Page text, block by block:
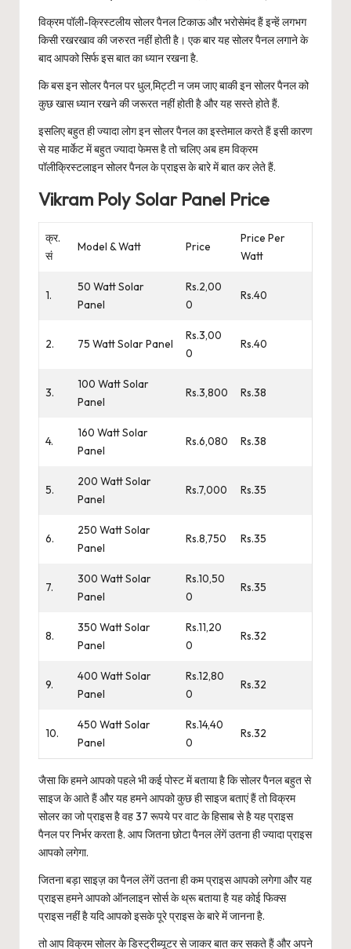
विक्रम पॉली-क्रिस्टलीय सोलर पैनल टिकाऊ और भरोसेमंद हैं इन्हें लगभग
किसी रखरखाव की जरुरत नहीं होती है। एक बार यह सोलर पैनल लगाने के
बाद आपको सिर्फ इस बात का ध्यान रखना है.
कि बस इन सोलर पैनल पर धुल,मिट्टी न जम जाए बाकी इन सोलर पैनल को
कुछ खास ध्यान रखने की जरूरत नहीं होती है और यह सस्ते होते हैं.
इसलिए बहुत ही ज्यादा लोग इन सोलर पैनल का इस्तेमाल करते हैं इसी कारण
से यह मार्केट में बहुत ज्यादा फेमस है तो चलिए अब हम विक्रम
पॉलीक्रिस्टलाइन सोलर पैनल के प्राइस के बारे में बात कर लेते हैं.
Vikram Poly Solar Panel Price
क्र.
सं
Model & Watt Price
Price Per
Watt
1.
50 Watt Solar
Panel
Rs.2,00
0
Rs.40
2. 75 Watt Solar Panel
Rs.3,00
0
Rs.40
3.
100 Watt Solar
Panel
Rs.3,800 Rs.38
4.
160 Watt Solar
Panel
Rs.6,080 Rs.38
5.
200 Watt Solar
Panel
Rs.7,000 Rs.35
6.
250 Watt Solar
Panel
Rs.8,750 Rs.35
7.
300 Watt Solar
Panel
Rs.10,50
0
Rs.35
8.
350 Watt Solar
Panel
Rs.11,20
0
Rs.32
9.
400 Watt Solar
Panel
Rs.12,80
0
Rs.32
10.
450 Watt Solar
Panel
Rs.14,40
0
Rs.32
जैसा कि हमने आपको पहले भी कई पोस्ट में बताया है कि सोलर पैनल बहुत से
साइज के आते हैं और यह हमने आपको कुछ ही साइज बताएं हैं तो विक्रम
सोलर का जो प्राइस है वह 37 रूपये पर वाट के हिसाब से है यह प्राइस
पैनल पर निर्भर करता है. आप जितना छोटा पैनल लेंगें उतना ही ज्यादा प्राइस
आपको लगेगा.
जितना बड़ा साइज़ का पैनल लेंगें उतना ही कम प्राइस आपको लगेगा और यह
प्राइस हमने आपको ऑनलाइन सोर्स के थ्रू बताया है यह कोई फिक्स
प्राइस नहीं है यदि आपको इसके पूरे प्राइस के बारे में जानना है.
तो आप विक्रम सोलर के डिस्ट्रीब्यूटर से जाकर बात कर सकते हैं और अपने